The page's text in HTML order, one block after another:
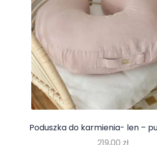
Poduszka do karmienia- len –